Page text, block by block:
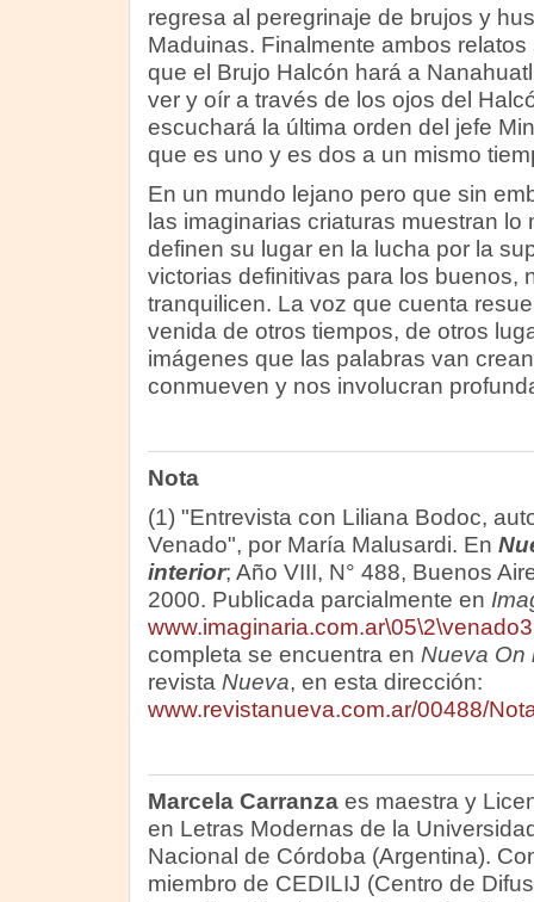
regresa al peregrinaje de brujos y
Maduinas. Finalmente ambos
que el Brujo Halcón hará a
ver y oír a través de los ojos del
escuchará la última orden del jefe
que es uno y es dos a un mismo
En un mundo lejano pero que sin
las imaginarias criaturas muestran lo
definen su lugar en la lucha por la
victorias definitivas para los buenos,
tranquilicen. La voz que cuenta
venida de otros tiempos, de otros
imágenes que las palabras van
conmueven y nos involucran
Nota
(1) "Entrevista con Liliana Bodoc,
Venado", por María Malusardi. En
interior; Año VIII, N° 488, Buenos
2000. Publicada parcialmente en
completa se encuentra en Nueva On
revista Nueva, en esta dirección:
www.revistanueva.com.ar/00488/
Marcela Carranzaes maestra y
en Letras Modernas de la
Nacional de Córdoba (Argentina).
miembro de CEDILIJ (Centro de